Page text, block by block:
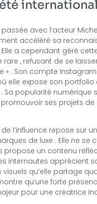
avec l’acteur
accéléré sa
a cependant géré
rare , refusant de se
» . Son compte
elle expose son
Sa popularité numérique
ses projets de
l’influence repose sur
de luxe . Elle ne se
propose un contenu
internautes apprécient
visuels qu’elle partage
qu’une forte
pour une créatrice